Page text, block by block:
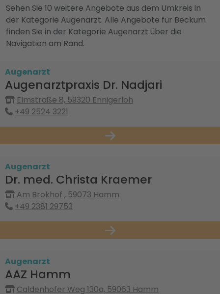
Sehen Sie 10 weitere Angebote aus dem Umkreis in
der Kategorie Augenarzt. Alle Angebote für Beckum
finden Sie in der Kategorie Augenarzt über die
Navigation am Rand.
Augenarzt
Augenarztpraxis Dr. Nadjari
Elmstraße 8, 59320 Ennigerloh
+49 2524 3221
Augenarzt
Dr. med. Christa Kraemer
Am Brokhof , 59073 Hamm
+49 2381 29753
Augenarzt
AAZ Hamm
Caldenhofer Weg 130a, 59063 Hamm